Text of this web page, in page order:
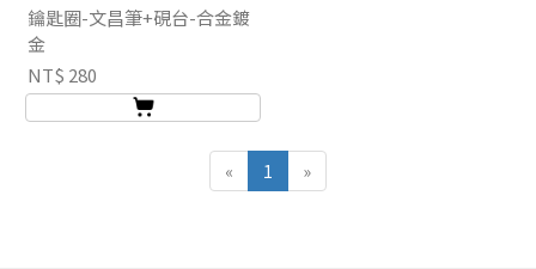
鑰匙圈-文昌筆+硯台-合金鍍
金
NT$ 280
« 1 »